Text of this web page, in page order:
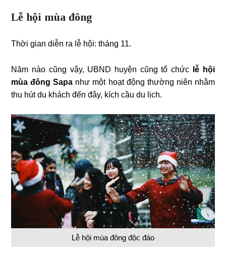
Lễ hội mùa đông
Thời gian diễn ra lễ hội: tháng 11.
Năm nào cũng vậy, UBND huyện cũng tổ chức
lễ hội
mùa đông Sapa như một hoạt động thường niên nhằm
thu hút du khách đến đây, kích cầu du lịch.
Lễ hội mùa đông độc đáo